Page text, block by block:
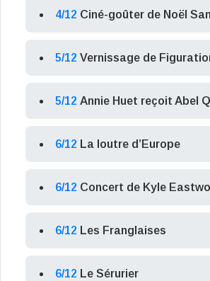
4/12 Ciné-goûter de Noël
5/12 Vernissage de
5/12 Annie Huet reçoit Abel
6/12 La loutre d’Europe
6/12 Concert de Kyle
6/12 Les Franglaises
6/12 Le Sérurier